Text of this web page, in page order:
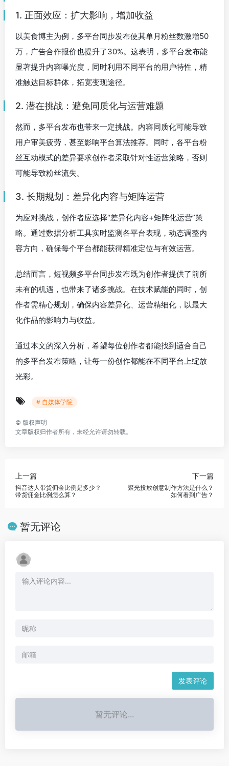
1. 正面效应：扩大影响，增加收益
以美食博主为例，多平台同步发布使其单月粉丝数激增50
万，广告合作报价也提升了30%。这表明，多平台发布能
显著提升内容曝光度，同时利用不同平台的用户特性，精
准触达目标群体，拓宽变现途径。
2. 潜在挑战：避免同质化与运营难题
然而，多平台发布也带来一定挑战。内容同质化可能导致
用户审美疲劳，甚至影响平台算法推荐。同时，各平台粉
丝互动模式的差异要求创作者采取针对性运营策略，否则
可能导致粉丝流失。
3. 长期规划：差异化内容与矩阵运营
为应对挑战，创作者应选择“差异化内容+矩阵化运营”策
略。通过数据分析工具实时监测各平台表现，动态调整内
容方向，确保每个平台都能获得精准定位与有效运营。
总结而言，短视频多平台同步发布既为创作者提供了前所
未有的机遇，也带来了诸多挑战。在技术赋能的同时，创
作者需精心规划，确保内容差异化、运营精细化，以最大
化作品的影响力与收益。
通过本文的深入分析，希望每位创作者都能找到适合自己
的多平台发布策略，让每一份创作都能在不同平台上绽放
光彩。
# 自媒体学院
© 版权声明
文章版权归作者所有，未经允许请勿转载。
上一篇
抖音达人带货佣金比例是多少？
带货佣金比例怎么算？
下一篇
聚光投放创意制作方法是什么？
如何看到广告？
暂无评论
发表评论
暂无评论...